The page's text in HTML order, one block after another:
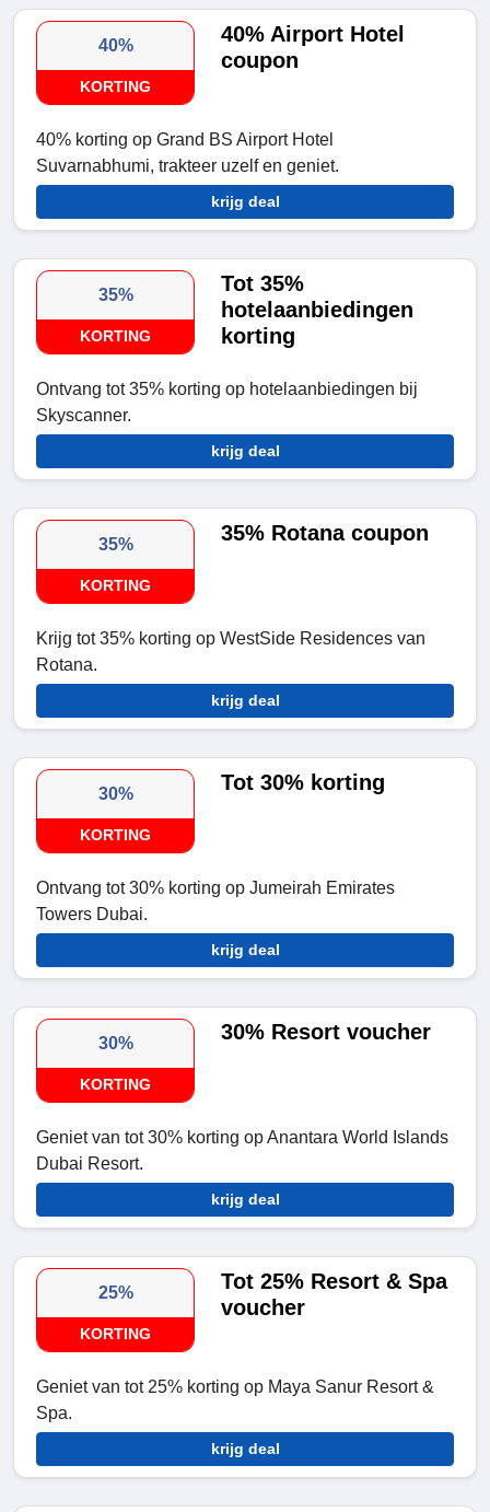
40%
KORTING
40% Airport Hotel
coupon
40% korting op Grand BS Airport Hotel
Suvarnabhumi, trakteer uzelf en geniet.
krijg deal
35%
KORTING
Tot 35%
hotelaanbiedingen
korting
Ontvang tot 35% korting op hotelaanbiedingen bij
Skyscanner.
krijg deal
35%
KORTING
35% Rotana coupon
Krijg tot 35% korting op WestSide Residences van
Rotana.
krijg deal
30%
KORTING
Tot 30% korting
Ontvang tot 30% korting op Jumeirah Emirates
Towers Dubai.
krijg deal
30%
KORTING
30% Resort voucher
Geniet van tot 30% korting op Anantara World Islands
Dubai Resort.
krijg deal
25%
KORTING
Tot 25% Resort & Spa
voucher
Geniet van tot 25% korting op Maya Sanur Resort &
Spa.
krijg deal